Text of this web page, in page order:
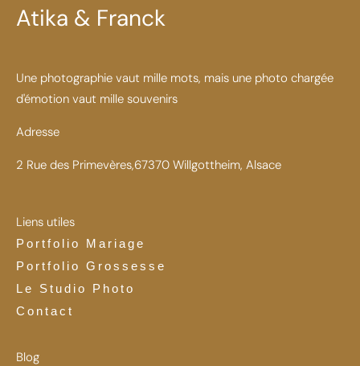
Atika & Franck
Une photographie vaut mille mots, mais une photo chargée
d'émotion vaut mille souvenirs
Adresse
2 Rue des Primevères,67370 Willgottheim, Alsace
Liens utiles
Portfolio Mariage
Portfolio Grossesse
Le Studio Photo
Contact
Blog